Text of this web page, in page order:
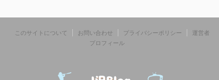
このサイトについて お問い合わせ プライバシーポリシー
運営者
プロフィール